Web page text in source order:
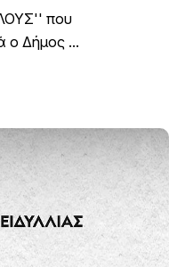
που
ο Δήμος ...